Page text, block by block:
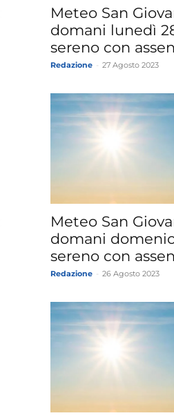
Meteo San
domani lunedì
sereno con
Redazione 27 Agosto 2023
Meteo San
domani
sereno con
Redazione 26 Agosto 2023